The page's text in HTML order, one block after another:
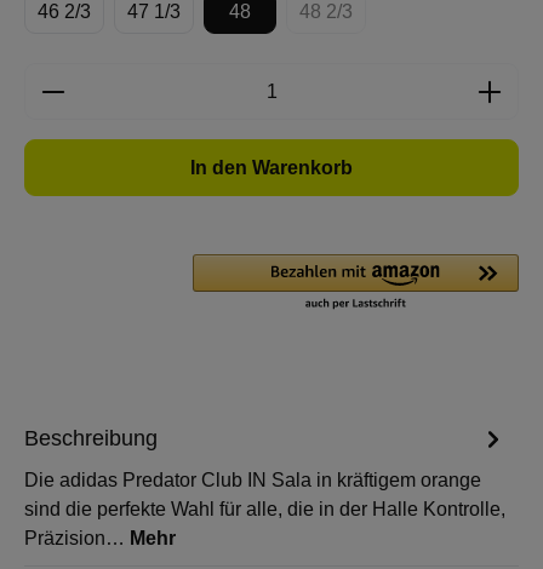
46 2/3 47 1/3 48 48 2/3
(Diese Option ist zurzeit
Produkt Anzahl: Gib den gewünschten
In den Warenkorb
Beschreibung
Die adidas Predator Club IN Sala in kräftigem orange
sind die perfekte Wahl für alle, die in der Halle Kontrolle,
Präzision… Mehr